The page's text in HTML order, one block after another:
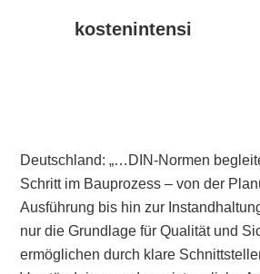
kostenintensi
Deutschland: „…DIN-Normen
Schritt im Bauprozess – von der
Ausführung bis hin zur
nur die Grundlage für Qualität und
ermöglichen durch klare